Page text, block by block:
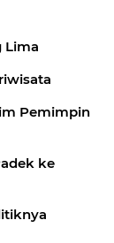
Lima
Pemimpin
ke